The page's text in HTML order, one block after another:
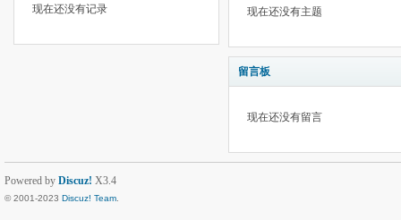
现在还没有记录 现在还没有主题
留言板
现在还没有留言
Powered by Discuz! X3.4
© 2001-2023 Discuz! Team